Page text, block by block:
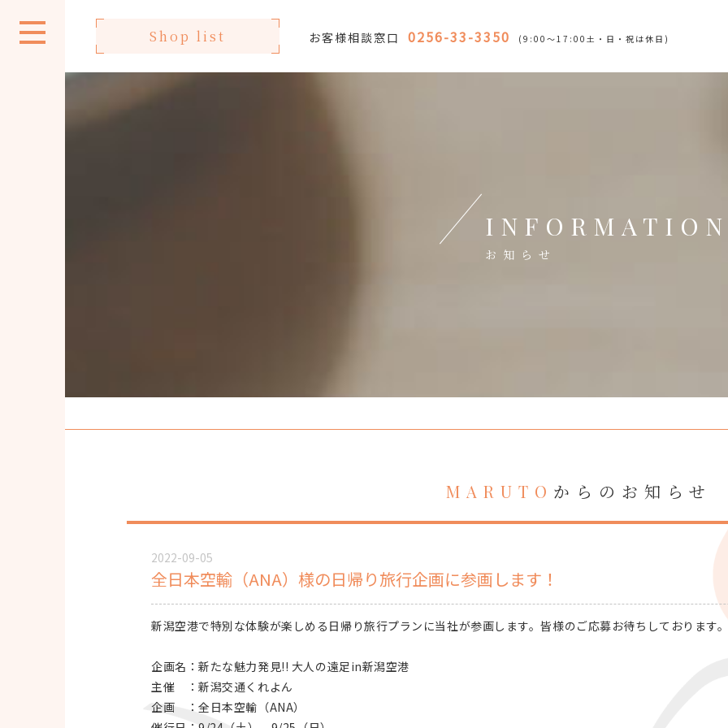
Shop list お客様相談窓口 0256-33-3350 (9:00～17:00土・日・祝は休日)
INFORMATION
お知らせ
MARUTO からのお知らせ
2022-09-05
全日本空輸（ANA）様の日帰り旅行企画に参画します！
新潟空港で特別な体験が楽しめる日帰り旅行プランに当社が参画します。皆様のご応募お待ちしております
企画名：新たな魅力発見!! 大人の遠足in新潟空港
主催 ：新潟交通くれよん
企画 ：全日本空輸（ANA）